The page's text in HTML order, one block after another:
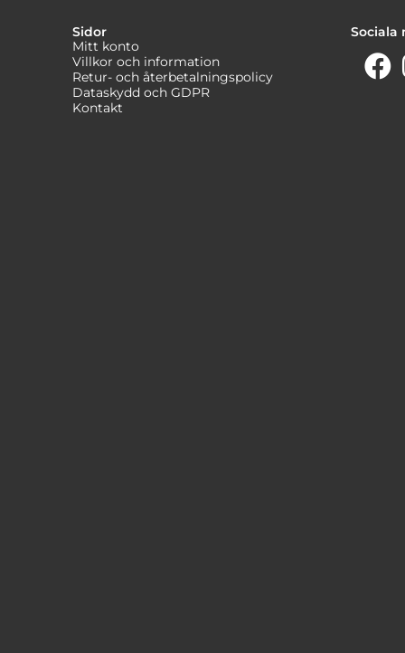
Sidor
Mitt konto
Villkor och information
Retur- och återbetalningspolicy
Dataskydd och GDPR
Kontakt
Sociala